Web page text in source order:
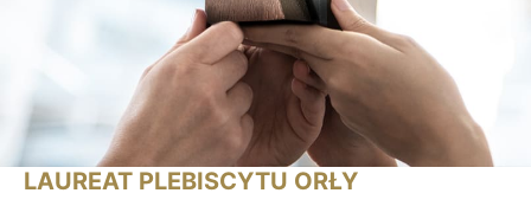
LAUREAT PLEBISCYTU ORŁY